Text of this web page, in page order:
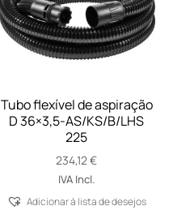
Tubo flexível de aspiração
D 36×3,5-AS/KS/B/LHS
225
234,12€
IVA Incl.
Adicionar á lista de desejos